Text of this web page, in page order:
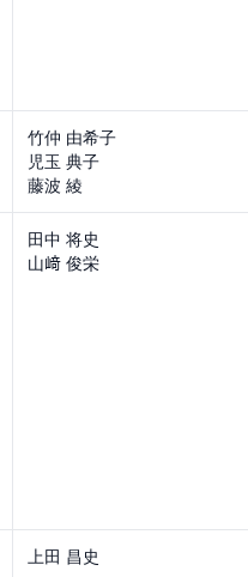
竹仲 由希子
児玉 典子
藤波 綾
田中 将史
山﨑 俊栄
上田 昌史